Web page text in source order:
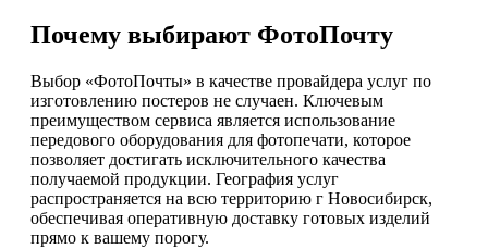
Почему выбирают ФотоПочту
Выбор «ФотоПочты» в качестве провайдера услуг по
изготовлению постеров не случаен. Ключевым
преимуществом сервиса является использование
передового оборудования для фотопечати, которое
позволяет достигать исключительного качества
получаемой продукции. География услуг
распространяется на всю территорию г Новосибирск,
обеспечивая оперативную доставку готовых изделий
прямо к вашему порогу.